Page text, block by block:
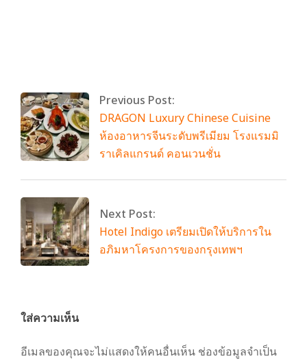
Previous Post:
DRAGON Luxury Chinese Cuisine
ห้องอาหารจีนระดับพรีเมียม โรงแรมมิ
ราเคิลแกรนด์ คอนเวนชั่น
Next Post:
Hotel Indigo เตรียมเปิดให้บริการใน
อภิมหาโครงการของกรุงเทพฯ
ใส่ความเห็น
อีเมลของคุณจะไม่แสดงให้คนอื่นเห็น ช่องข้อมูลจำเป็น